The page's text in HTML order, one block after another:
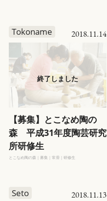
Tokoname 2018.11.14
【募集】とこなめ陶の
森 平成31年度陶芸研究
所研修生
とこなめ陶の森｜募集｜常滑｜研修生
Seto 2018.11.13